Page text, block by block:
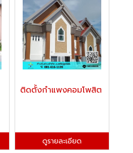
ติดตั้งกำแพงคอมโพสิต
ดูรายละเอียด